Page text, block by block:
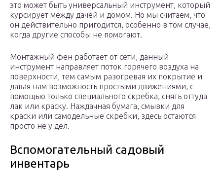
это может быть универсальный инструмент, который
курсирует между дачей и домом. Но мы считаем, что
он действительно пригодится, особенно в том случае,
когда другие способы не помогают.
Монтажный фен работает от сети, данный
инструмент направляет поток горячего воздуха на
поверхности, тем самым разогревая их покрытие и
давая нам возможность простыми движениями, с
помощью только специального скребка, снять оттуда
лак или краску. Наждачная бумага, смывки для
краски или самодельные скребки, здесь остаются
просто не у дел.
Вспомогательный садовый
инвентарь